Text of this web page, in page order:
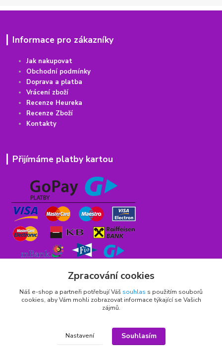
Informace pro zákazníky
Jak nakupovat
Obchodní podmínky
Doprava a platba
Vrácení zboží
Recenze Heureka
Recenze Zboží
Kontakty
Přijímáme platby kartou
Zpracování cookies
Náš e-shop a partneři potřebují Váš souhlas s použitím souborů
cookies, aby Vám mohli zobrazovat informace týkající se Vašich
zájmů.
Nastavení Souhlasím